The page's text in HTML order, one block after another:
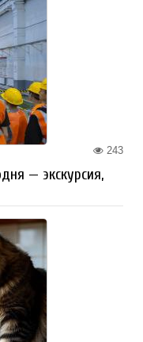
243
— экскурсия,